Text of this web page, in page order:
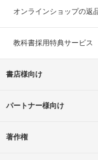
オンラインショップの返
教科書採用特典サービス
書店様向け
パートナー様向け
著作権